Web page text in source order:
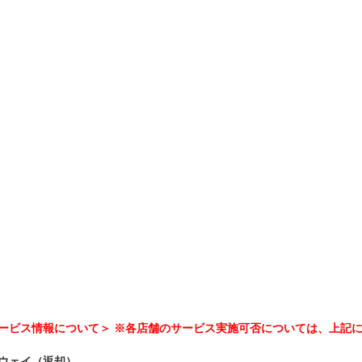
ビス情報について＞ ※各店舗のサービス実施可否については、上記